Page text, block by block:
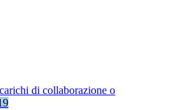
di collaborazione o